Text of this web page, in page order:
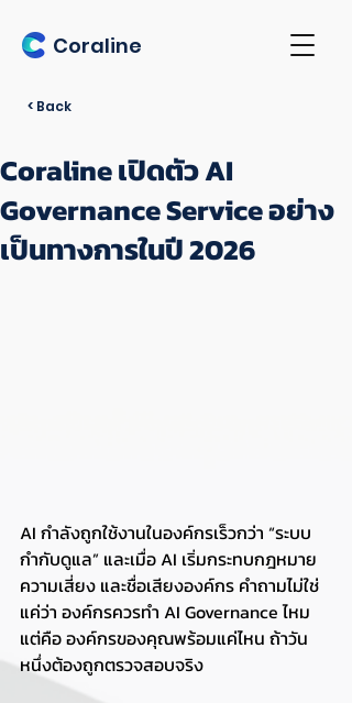
Coraline
< Back
Coraline เปิดตัว AI
Governance Service อย่าง
เป็นทางการในปี 2026
AI กำลังถูกใช้งานในองค์กรเร็วกว่า “ระบบ
กำกับดูแล” และเมื่อ AI เริ่มกระทบกฎหมาย
ความเสี่ยง และชื่อเสียงองค์กร คำถามไม่ใช่
แค่ว่า องค์กรควรทำ AI Governance ไหม
แต่คือ องค์กรของคุณพร้อมแค่ไหน ถ้าวัน
หนึ่งต้องถูกตรวจสอบจริง